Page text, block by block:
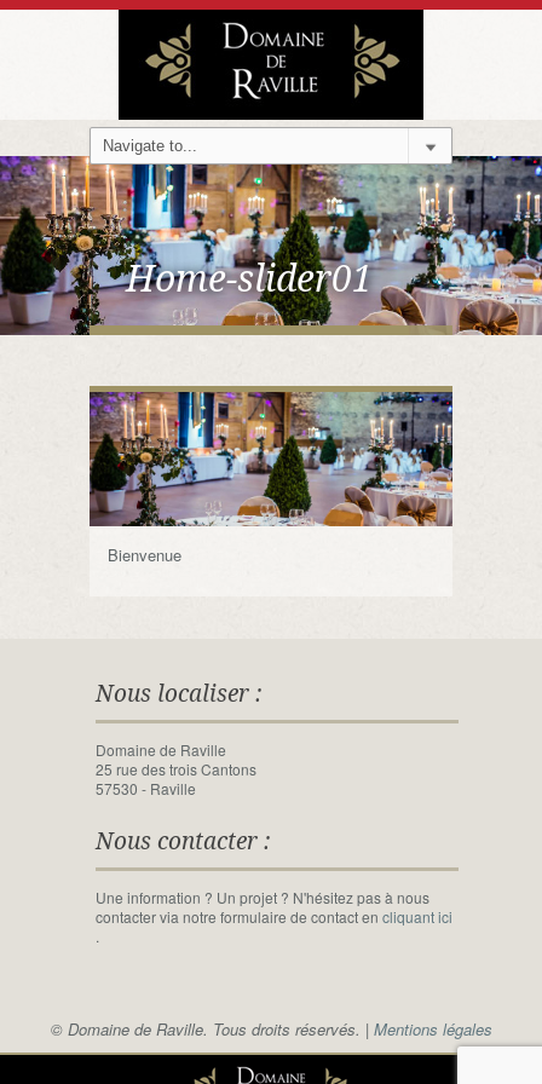
Home-slider01
Bienvenue
Nous localiser :
Domaine de Raville
25 rue des trois Cantons
57530 - Raville
Nous contacter :
Une information ? Un projet ? N'hésitez pas à nous
contacter via notre formulaire de contact en cliquant ici
.
© Domaine de Raville. Tous droits réservés. | Mentions légales